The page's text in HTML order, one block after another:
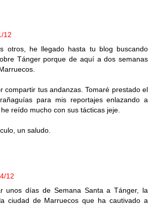
12
otros, he llegado hasta tu blog buscando
Tánger porque de aquí a dos semanas
compartir tus andanzas. Tomaré prestado el
para mis reportajes enlazando a
reído mucho con sus tácticas jeje.
un saludo.
12
unos días de Semana Santa a Tánger, la
ciudad de Marruecos que ha cautivado a